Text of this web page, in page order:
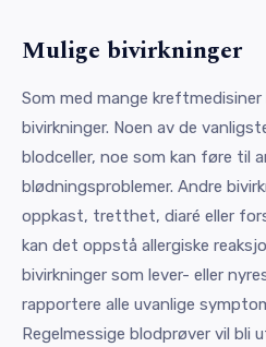
Mulige bivirkninger
Som med mange kreftmedisiner
bivirkninger. Noen av de
blodceller, noe som kan føre til
blødningsproblemer. Andre
oppkast, tretthet, diaré eller
kan det oppstå allergiske
bivirkninger som lever- eller
rapportere alle uvanlige
Regelmessige blodprøver vil bli